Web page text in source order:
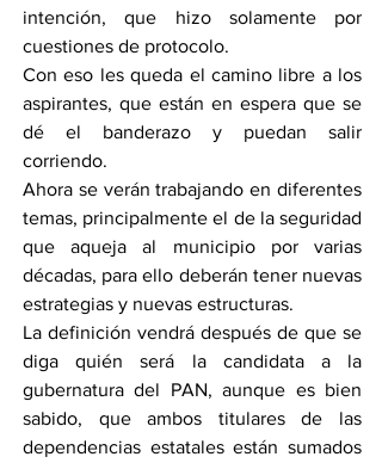
intención, que hizo solamente por
cuestiones de protocolo.
Con eso les queda el camino libre a los
aspirantes, que están en espera que se
dé el banderazo y puedan salir
corriendo.
Ahora se verán trabajando en diferentes
temas, principalmente el de la seguridad
que aqueja al municipio por varias
décadas, para ello deberán tener nuevas
estrategias y nuevas estructuras.
La definición vendrá después de que se
diga quién será la candidata a la
gubernatura del PAN, aunque es bien
sabido, que ambos titulares de las
dependencias estatales están sumados